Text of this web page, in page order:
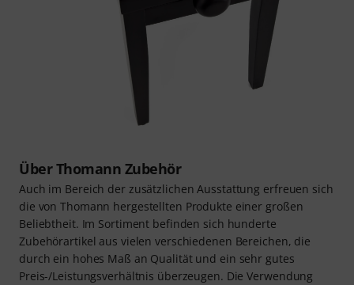
Über Thomann Zubehör
Auch im Bereich der zusätzlichen Ausstattung erfreuen sich
die von Thomann hergestellten Produkte einer großen
Beliebtheit. Im Sortiment befinden sich hunderte
Zubehörartikel aus vielen verschiedenen Bereichen, die
durch ein hohes Maß an Qualität und ein sehr gutes
Preis-/Leistungsverhältnis überzeugen. Die Verwendung